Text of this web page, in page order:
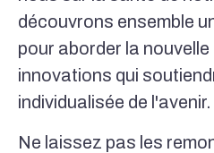
découvrons ensemble
pour aborder la
innovations qui
individualisée de l'avenir.
Ne laissez pas les